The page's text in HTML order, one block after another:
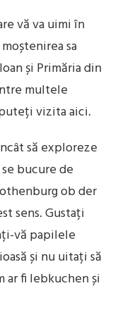
vă va uimi în
sa
și Primăria din
multele
vizita aici.
să exploreze
bucure de
ob der
sens. Gustați
vă papilele
și nu uitați să
ar fi lebkuchen și